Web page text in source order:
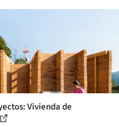
Vivienda de